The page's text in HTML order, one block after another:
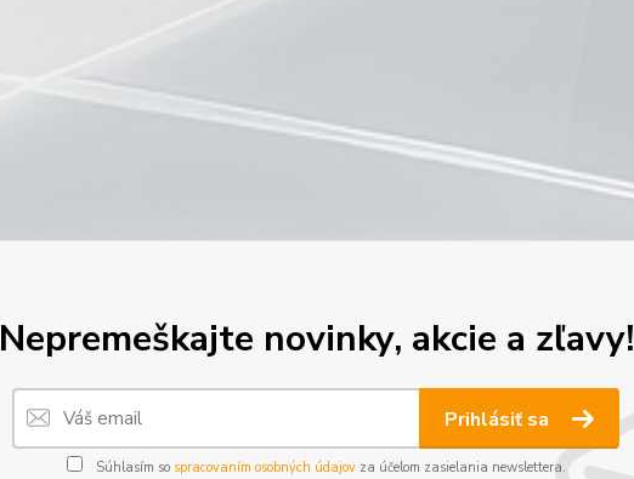
Nepremeškajte novinky, akcie a zľavy!
Prihlásiť sa
Súhlasím so spracovaním osobných údajovza účelom zasielania newslettera.